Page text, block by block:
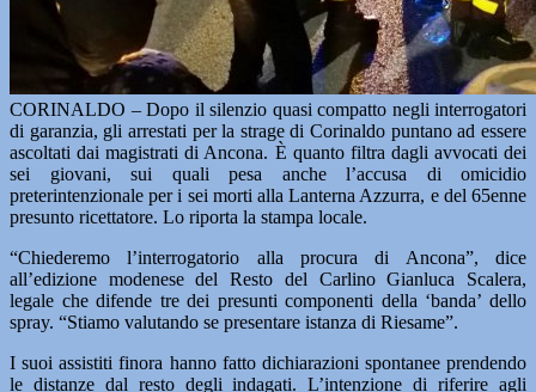
CORINALDO – Dopo il silenzio quasi compatto negli interrogatori
di garanzia, gli arrestati per la strage di Corinaldo puntano ad essere
ascoltati dai magistrati di Ancona. È quanto filtra dagli avvocati dei
sei giovani, sui quali pesa anche l’accusa di omicidio
preterintenzionale per i sei morti alla Lanterna Azzurra, e del 65enne
presunto ricettatore. Lo riporta la stampa locale.
“Chiederemo l’interrogatorio alla procura di Ancona”, dice
all’edizione modenese del Resto del Carlino Gianluca Scalera,
legale che difende tre dei presunti componenti della ‘banda’ dello
spray. “Stiamo valutando se presentare istanza di Riesame”.
I suoi assistiti finora hanno fatto dichiarazioni spontanee prendendo
le distanze dal resto degli indagati. L’intenzione di riferire agli